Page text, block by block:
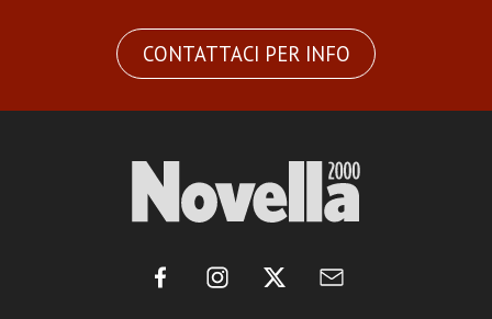
CONTATTACI PER INFO